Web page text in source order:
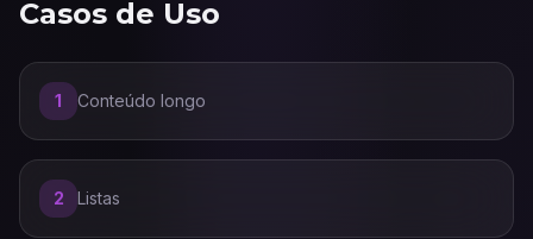
Casos de Uso
1 Conteúdo longo
2 Listas